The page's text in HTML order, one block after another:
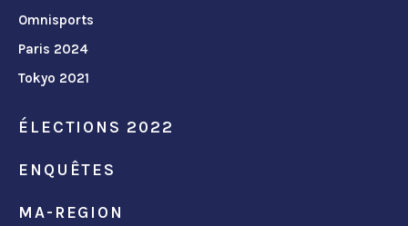
Omnisports
Paris 2024
Tokyo 2021
ÉLECTIONS 2022
ENQUÊTES
MA-REGION